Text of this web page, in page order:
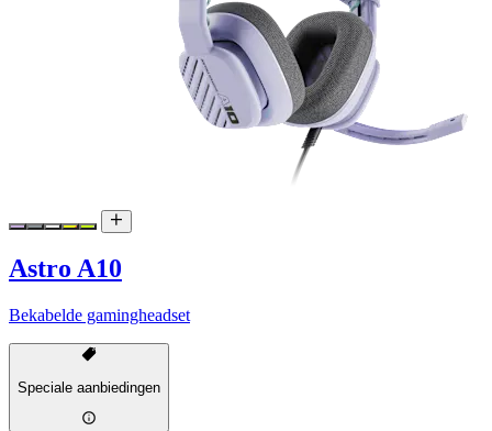
Astro A10
Bekabelde gamingheadset
Speciale aanbiedingen